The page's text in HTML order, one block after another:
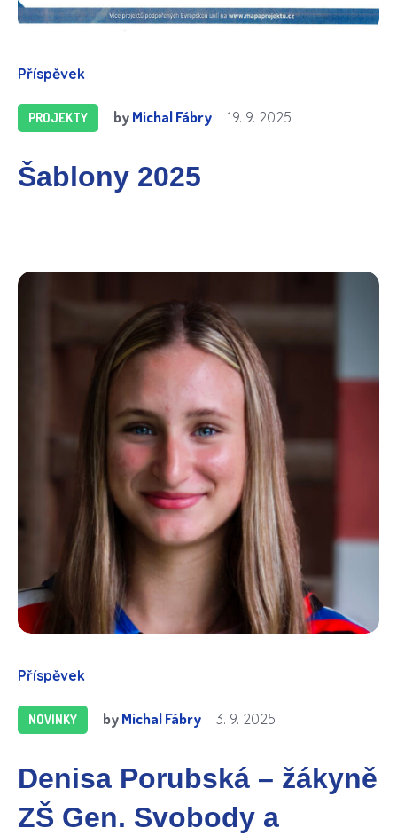
Příspěvek
PROJEKTY byMichal Fábry 19. 9. 2025
Šablony 2025
Příspěvek
NOVINKY byMichal Fábry 3. 9. 2025
Denisa Porubská – žákyně
ZŠ Gen. Svobody a